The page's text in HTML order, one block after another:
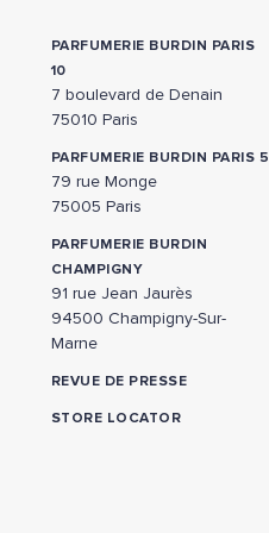
PARFUMERIE BURDIN PARIS
10
7 boulevard de Denain
75010 Paris
PARFUMERIE BURDIN PARIS 5
79 rue Monge
75005 Paris
PARFUMERIE BURDIN
CHAMPIGNY
91 rue Jean Jaurès
94500 Champigny-Sur-
Marne
REVUE DE PRESSE
STORE LOCATOR